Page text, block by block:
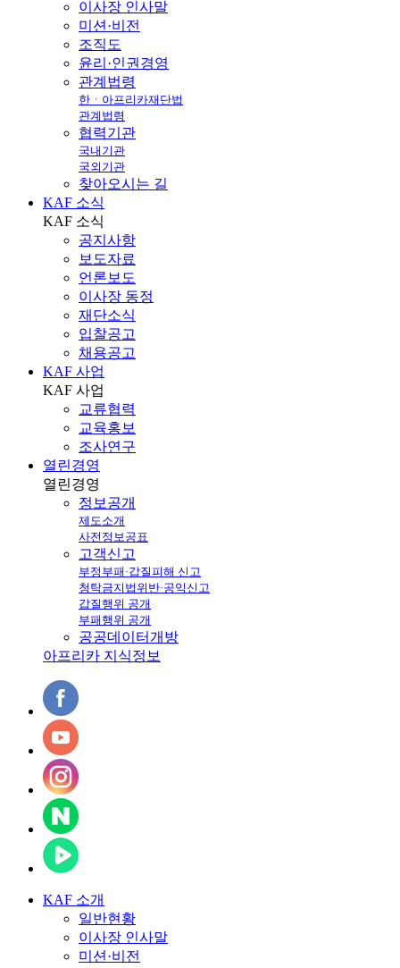
이사장 인사말
미션·비전
조직도
윤리·인권경영
관계법령
한ㆍ아프리카재단법
관계법령
협력기관
국내기관
국외기관
찾아오시는 길
KAF 소식
KAF 소식
공지사항
보도자료
언론보도
이사장 동정
재단소식
입찰공고
채용공고
KAF 사업
KAF 사업
교류협력
교육홍보
조사연구
열린경영
열린경영
정보공개
제도소개
사전정보공표
고객신고
부정부패·갑질피해 신고
청탁금지법위반·공익신고
갑질행위 공개
부패행위 공개
공공데이터개방
아프리카 지식정보
KAF 소개
일반현황
이사장 인사말
미션·비전